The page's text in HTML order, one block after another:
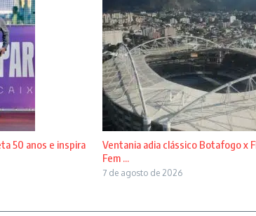
50 anos e inspira
Ventania adia clássico Botafogo x
Fem ...
7 de agosto de 2026